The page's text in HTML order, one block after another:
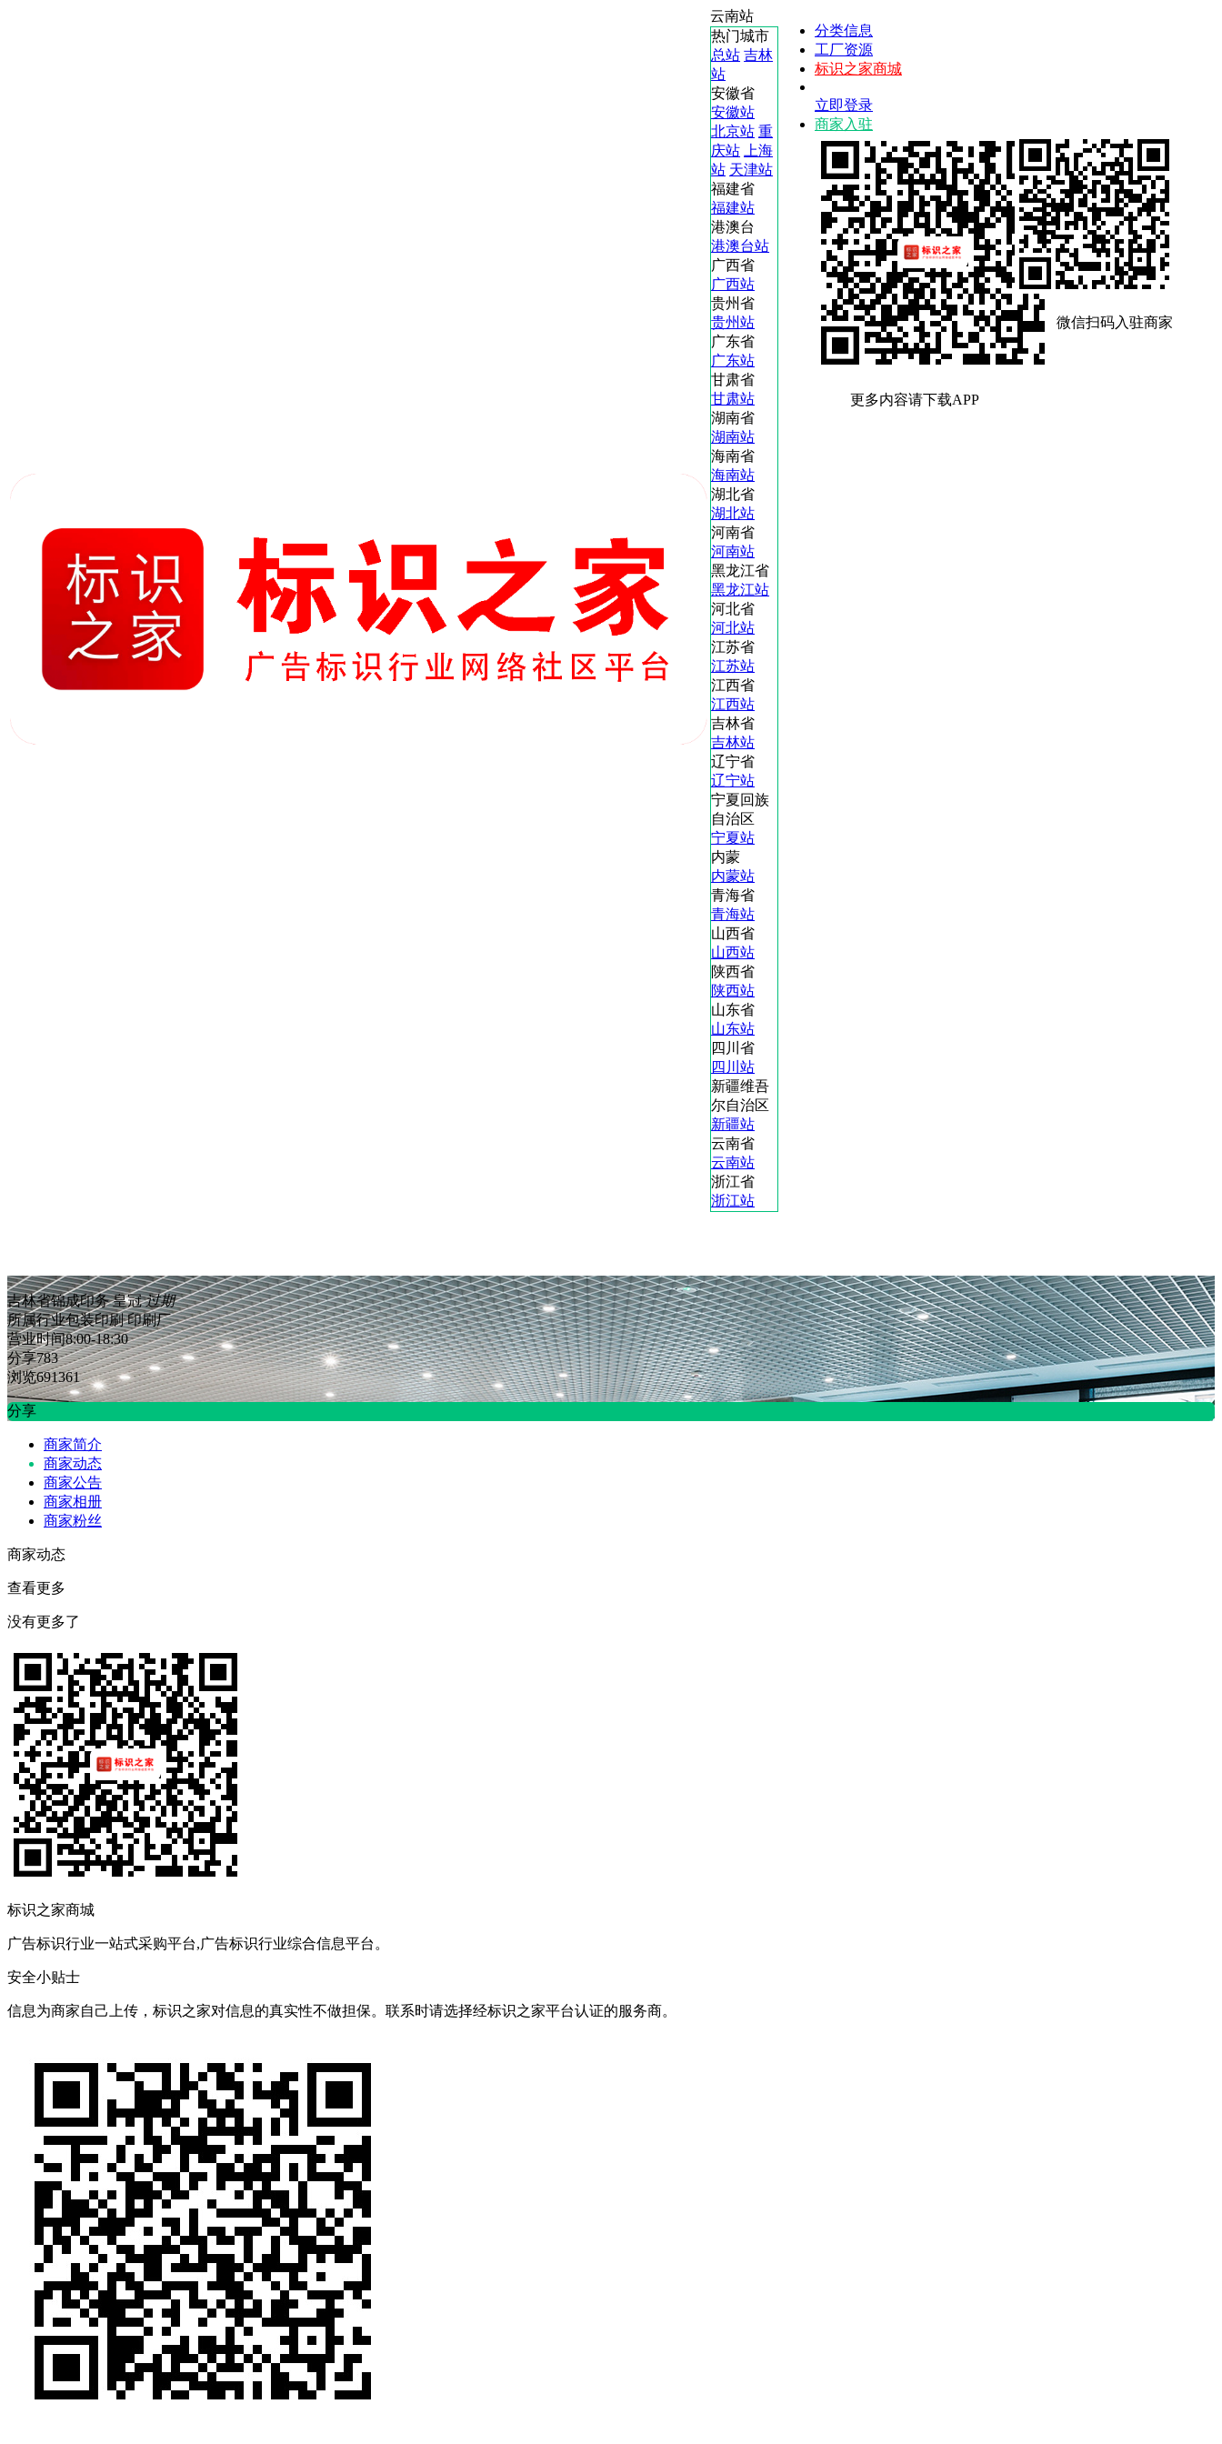
云南站
热门城市
总站 吉林
站
安徽省
安徽站
北京站 重
庆站
上海
站 天津站
福建省
福建站
港澳台
港澳台站
广西省
广西站
贵州省
贵州站
广东省
广东站
甘肃省
甘肃站
湖南省
湖南站
海南省
海南站
湖北省
湖北站
河南省
河南站
黑龙江省
黑龙江站
河北省
河北站
江苏省
江苏站
江西省
江西站
吉林省
吉林站
辽宁省
辽宁站
宁夏回族
自治区
宁夏站
内蒙
内蒙站
青海省
青海站
山西省
山西站
陕西省
陕西站
山东省
山东站
四川省
四川站
新疆维吾
尔自治区
新疆站
云南省
云南站
浙江省
浙江站
分类信息
工厂资源
标识之家商城
立即登录
商家入驻
更多内容请下载APP
微信扫码入驻商家
吉林省锦成印务 皇冠 过期
所属行业包装印刷 印刷厂
营业时间8:00-18:30
分享783
浏览691361
分享
商家简介
商家动态
商家公告
商家相册
商家粉丝
商家动态
查看更多
没有更多了
标识之家商城
广告标识行业一站式采购平台,广告标识行业综合信息平台。
安全小贴士
信息为商家自己上传，标识之家对信息的真实性不做担保。联系时请选择经标识之家平台认证的服务商。